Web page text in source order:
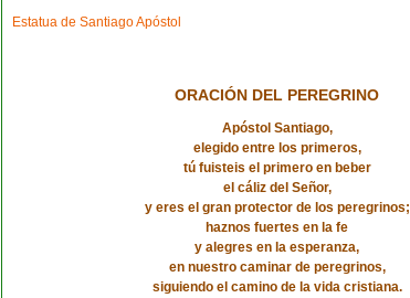
Estatua de Santiago Apóstol
ORACIÓN DEL PEREGRINO
Apóstol Santiago,
elegido entre los primeros,
tú fuisteis el primero en beber
el cáliz del Señor,
y eres el gran protector de los peregrinos;
haznos fuertes en la fe
y alegres en la esperanza,
en nuestro caminar de peregrinos,
siguiendo el camino de la vida cristiana.